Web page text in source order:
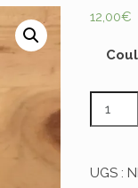
12,00€
UGS :